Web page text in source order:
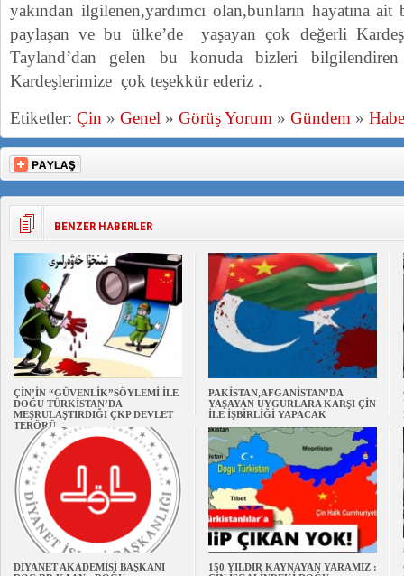
yakından ilgilenen,yardımcı olan,bunların hayatına
paylaşan ve bu ülke’de yaşayan çok değerli
Tayland’dan gelen bu konuda bizleri
Kardeşlerimize çok teşekkür ederiz .
Etiketler: Çin » Genel » Görüş Yorum » Gündem »
BENZER HABERLER
ÇİN’İN “GÜVENLİK”SÖYLEMİ İLE
DOĞU TÜRKİSTAN’DA
MEŞRULAŞTIRDIĞI ÇKP DEVLET
TERÖRÜ
PAKİSTAN,AFGANİSTAN’DA
YAŞAYAN UYGURLARA KARŞI ÇİN
İLE İŞBİRLİĞİ YAPACAK
DİYANET AKADEMİSİ BAŞKANI
150 YILDIR KAYNAYAN YARAMIZ :